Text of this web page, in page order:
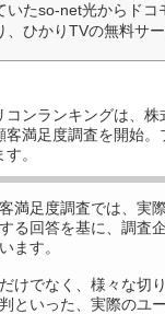
いたso-net光からド
、ひかりTVの無料サ
コンランキングは、
客満足度調査を開始
。
満足度調査では、実
る回答を基に、調査
ます。
けでなく、様々な切
といった、実際のユ